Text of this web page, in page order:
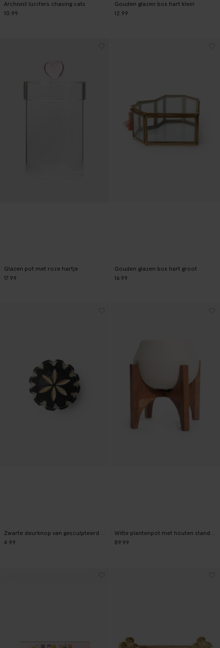
Archivist lucifers chasing cats
10.99
Gouden glazen box hart klein
12.99
Glazen pot met roze hartje
17.99
Gouden glazen box hart groot
16.99
Zwarte deurknop van gesculpteerd hout
4.99
Witte plantenpot met houten standaard
89.99